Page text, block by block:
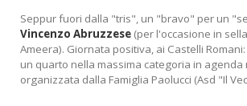
Seppur fuori dalla "tris", un "bravo" per un
Vincenzo Abruzzese (per l'occasione in
Ameera). Giornata positiva, ai Castelli
un quarto nella massima categoria in agenda
organizzata dalla Famiglia Paolucci (Asd "Il